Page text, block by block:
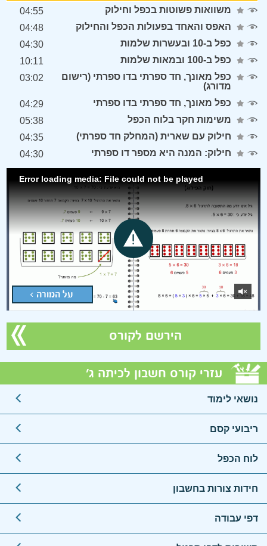
משוואות פשוטות בכפל וחילוק
04:55
האפס והאחד בפעולות הכפל והחילוק
04:48
כפל ב-10 ובעשרות שלמות
04:30
כפל ב-100 ובמאות שלמות
10:11
כפל מאונך, חד ספרתי בדו ספרתי (רישום
מדורג)
03:02
כפל מאונך, חד ספרתי בדו ספרתי
04:29
משימות חקר בלוח הכפל
05:38
חילוק עם שארית (המחלק חד ספרתי)
04:35
חילוק: המנה היא מספר דו ספרתי
04:30
על המורה >
Error loading media: File could not be played
הירשם לקורס
עזרי קורס חשבון לכיתה ג'
נושאי לימוד
ריבועי קסם
לוח הכפל
חידות צורות בחשבון
דפי עבודה